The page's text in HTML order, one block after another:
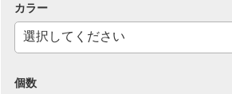
カラー
個数